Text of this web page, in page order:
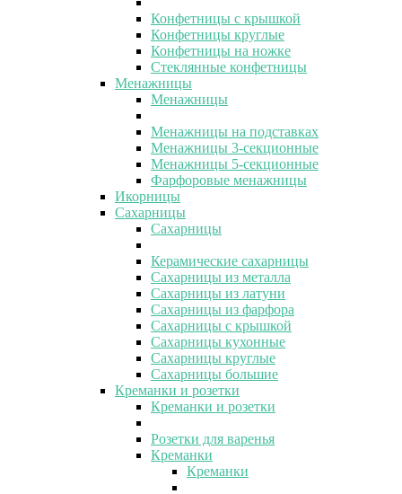
Конфетницы с крышкой
Конфетницы круглые
Конфетницы на ножке
Стеклянные конфетницы
Менажницы
Менажницы
Менажницы на подставках
Менажницы 3-секционные
Менажницы 5-секционные
Фарфоровые менажницы
Икорницы
Сахарницы
Сахарницы
Керамические сахарницы
Сахарницы из металла
Сахарницы из латуни
Сахарницы из фарфора
Сахарницы с крышкой
Сахарницы кухонные
Сахарницы круглые
Сахарницы большие
Креманки и розетки
Креманки и розетки
Розетки для варенья
Креманки
Креманки